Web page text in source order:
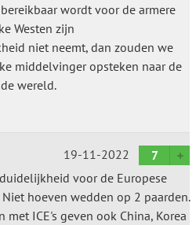
wordt voor de armere
Westen zijn
niet neemt, dan zouden we
middelvinger opsteken naar de
wereld.
19-11-2022
7
voor de Europese
hoeven wedden op 2 paarden.
met ICE's geven ook China, Korea